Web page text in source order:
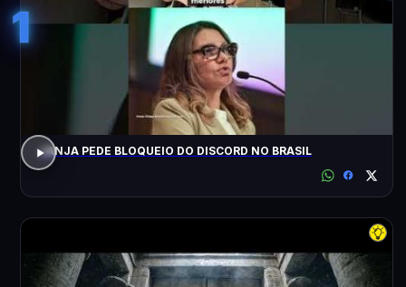
1
JANJA PEDE BLOQUEIO DO DISCORD NO BRASIL